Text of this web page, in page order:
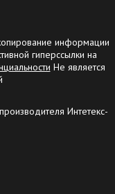
информации
гиперссылки на
Не является
Интетекс-